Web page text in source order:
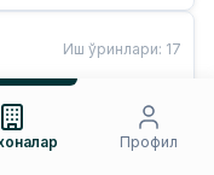
Иш ўринлари: 17
Иш ўринлари
Профил